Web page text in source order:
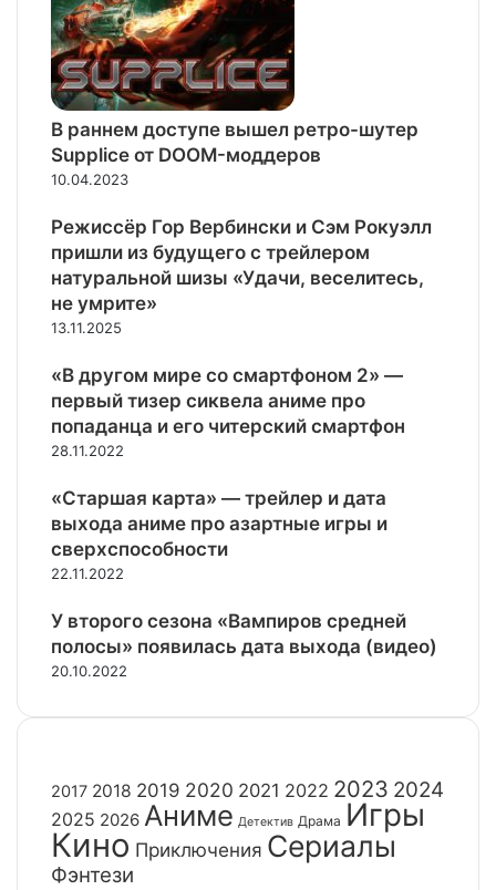
В раннем доступе вышел ретро-шутер
Supplice от DOOM-моддеров
10.04.2023
Режиссёр Гор Вербински и Сэм Рокуэлл
пришли из будущего с трейлером
натуральной шизы «Удачи, веселитесь,
не умрите»
13.11.2025
«В другом мире со смартфоном 2» —
первый тизер сиквела аниме про
попаданца и его читерский смартфон
28.11.2022
«Старшая карта» — трейлер и дата
выхода аниме про азартные игры и
сверхспособности
22.11.2022
У второго сезона «Вампиров средней
полосы» появилась дата выхода (видео)
20.10.2022
2017 2018 2019 2020 2021 2022 2023 2024
2025 2026 Аниме Детектив Драма Игры
Кино Приключения Сериалы
Фэнтези